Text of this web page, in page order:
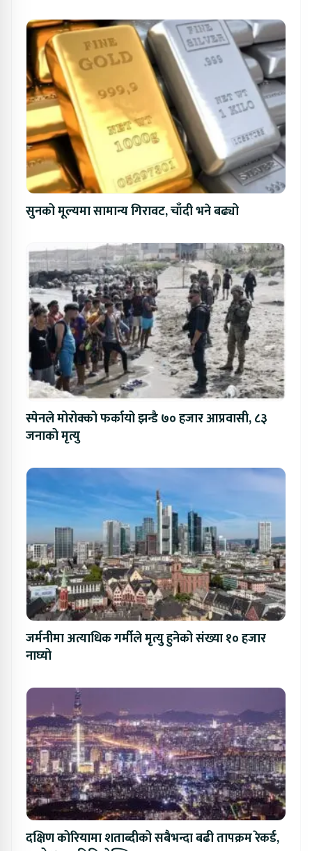
सुनको मूल्यमा सामान्य गिरावट, चाँदी भने बढ्यो
स्पेनले मोरोक्को फर्कायो झन्डै ७० हजार आप्रवासी, ८३
जनाको मृत्यु
जर्मनीमा अत्याधिक गर्मीले मृत्यु हुनेको संख्या १० हजार
नाघ्यो
दक्षिण कोरियामा शताब्दीको सबैभन्दा बढी तापक्रम रेकर्ड,